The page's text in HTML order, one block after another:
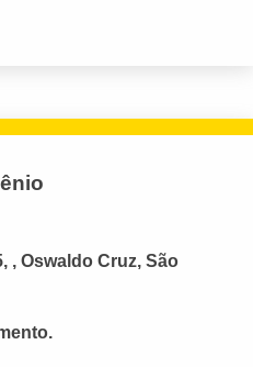
, Oswaldo Cruz, São